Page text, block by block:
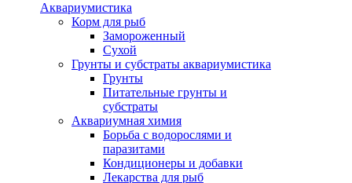
Аквариумистика
Корм для рыб
Замороженный
Сухой
Грунты и субстраты аквариумистика
Грунты
Питательные грунты и
субстраты
Аквариумная химия
Борьба с водорослями и
паразитами
Кондиционеры и добавки
Лекарства для рыб